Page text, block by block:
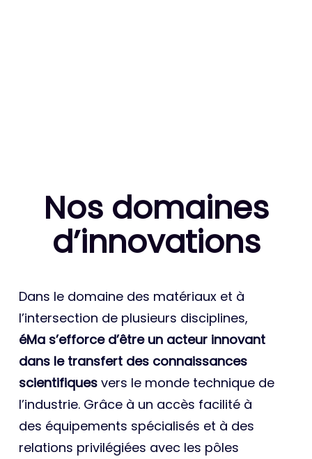
Nos domaines
d’innovations
Dans le domaine des matériaux et à
l’intersection de plusieurs disciplines,
éMa s’efforce d’être un acteur innovant
dans le transfert des connaissances
scientifiques vers le monde technique de
l’industrie. Grâce à un accès facilité à
des équipements spécialisés et à des
relations privilégiées avec les pôles